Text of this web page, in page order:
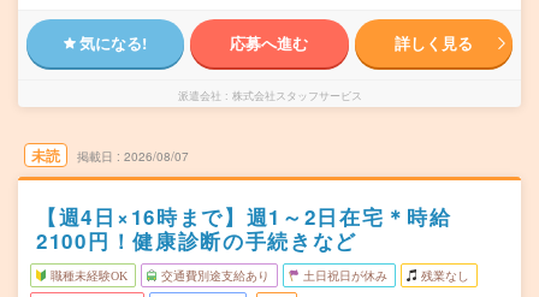
気になる! 応募へ進む 詳しく見る
派遣会社 株式会社スタッフサービス
未読 掲載日 2026/08/07
【週4日×16時まで】週1～2日在宅＊時給
2100円！健康診断の手続きなど
職種未経験OK 交通費別途支給あり 土日祝日が休み 残業なし